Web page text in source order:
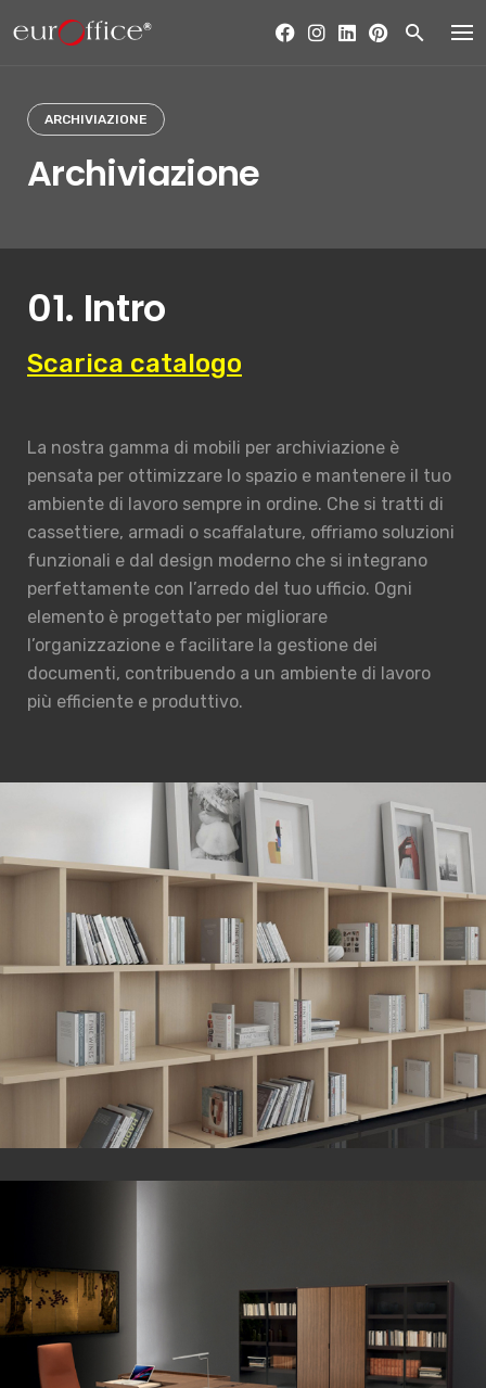
to
ARCHIVIAZIONE
Archiviazione
01. Intro
Scarica catalogo
La nostra gamma di mobili per archiviazione è
pensata per ottimizzare lo spazio e mantenere il tuo
ambiente di lavoro sempre in ordine. Che si tratti di
cassettiere, armadi o scaffalature, offriamo soluzioni
funzionali e dal design moderno che si integrano
perfettamente con l’arredo del tuo ufficio. Ogni
elemento è progettato per migliorare
l’organizzazione e facilitare la gestione dei
documenti, contribuendo a un ambiente di lavoro
più efficiente e produttivo.